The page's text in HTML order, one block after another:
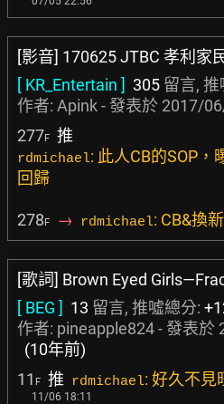
[影音] 170625 JTBC 孝利家
[ KR_Entertain ] 305 留言,
作者: Apink- 發表於 2017/
277F 推
rdmichael: 此人CB的SOP，
回歸
278F → rdmichael: CB&換
[歌詞] Brown Eyed
[ BEG ] 13 留言, 推噓總分:
作者: pineapple824- 發表於
(10年前)
11 F 推 rdmichael: 好久不
11/06 18:11